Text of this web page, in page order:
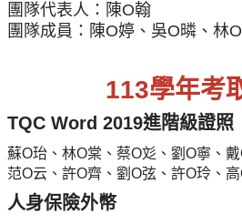
團隊代表人：陳O翰
團隊成員：陳O婷、吳O暽、林
113學年考
TQC Word 2019進階級證照
蘇O珆、林O棠、蔡O彣、劉O寧、
范O云、許O齊、劉O弦、許O玲、
人身保險外幣